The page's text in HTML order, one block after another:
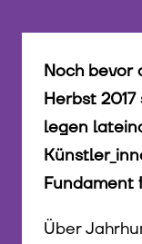
Noch bevor
Herbst
legen
Fundament
Über